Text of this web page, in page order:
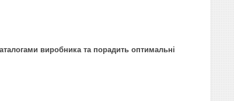
виробника та порадить оптимальні